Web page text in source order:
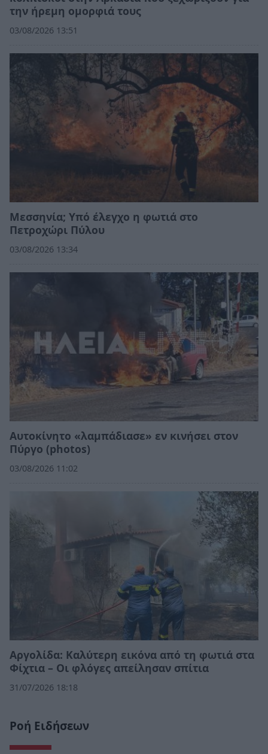
την ήρεμη ομορφιά τους
03/08/2026 13:51
Μεσσηνία; Υπό έλεγχο η φωτιά στο
Πετροχώρι Πύλου
03/08/2026 13:34
Αυτοκίνητο «λαμπάδιασε» εν κινήσει στον
Πύργο (photos)
03/08/2026 11:02
Αργολίδα: Καλύτερη εικόνα από τη φωτιά στα
Φίχτια – Οι φλόγες απείλησαν σπίτια
31/07/2026 18:18
Ροή Ειδήσεων